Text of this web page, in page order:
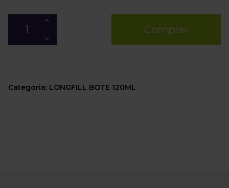
Comprar
Categoria: LONGFILL BOTE 120ML